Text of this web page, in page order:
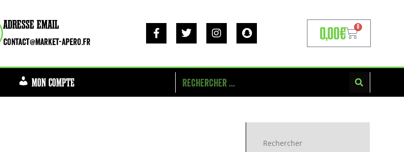
ADRESSE EMAIL
contact@market-apero.fr 0,00€ 0
MON COMPTE